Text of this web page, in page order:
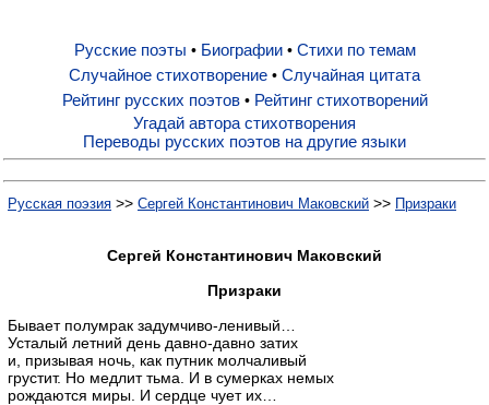
Русские поэты
Биографии
Стихи по темам
Случайное стихотворение
Случайная цитата
Рейтинг русских поэтов
Русские поэты • Биографии• Стихи по темам
Случайное стихотворение • Случайная цитата
Рейтинг русских поэтов• Рейтинг стихотворений
Угадай автора стихотворения
Переводы русских поэтов на другие языки
Русская поэзия >> Сергей Константинович Маковский >> Призраки
Сергей Константинович Маковский
Призраки
Бывает полумрак задумчиво-ленивый…
Усталый летний день давно-давно затих
и, призывая ночь, как путник молчаливый
грустит. Но медлит тьма. И в сумерках немых
рождаются миры. И сердце чует их…